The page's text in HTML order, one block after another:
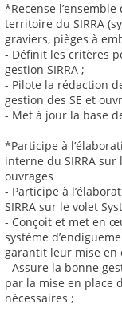
*Recense
territoire du SIRRA
graviers, pièges à
- Définit les critères
gestion SIRRA ;
- Pilote la rédaction
gestion des SE et
- Met à jour la base
*Participe à
interne du SIRRA
ouvrages
- Participe à
SIRRA sur le volet
- Conçoit et met en
système
garantit leur mise en
- Assure la bonne
par la mise en place
nécessaires ;